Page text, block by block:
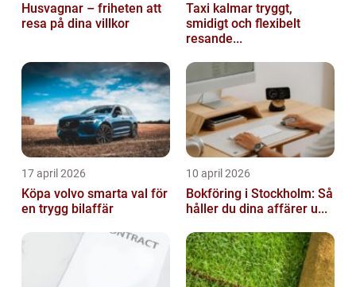
Husvagnar – friheten att
resa på dina villkor
Taxi kalmar tryggt,
smidigt och flexibelt
resande...
17 april 2026
Köpa volvo smarta val för
en trygg bilaffär
10 april 2026
Bokföring i Stockholm: Så
håller du dina affärer u...